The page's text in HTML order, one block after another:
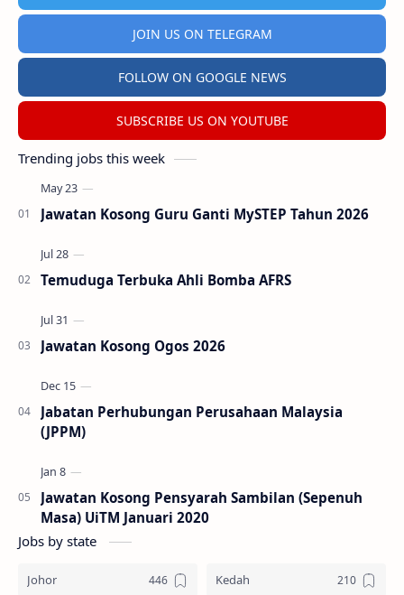
JOIN US ON TELEGRAM
FOLLOW ON GOOGLE NEWS
SUBSCRIBE US ON YOUTUBE
Trending jobs this week
Jawatan Kosong Guru Ganti MySTEP Tahun 2026
Temuduga Terbuka Ahli Bomba AFRS
Jawatan Kosong Ogos 2026
Jabatan Perhubungan Perusahaan Malaysia
(JPPM)
Jawatan Kosong Pensyarah Sambilan (Sepenuh
Masa) UiTM Januari 2020
Jobs by state
Johor Kedah